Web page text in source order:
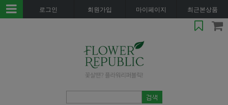
로그인 회원가입 마이페이지 최근본상품